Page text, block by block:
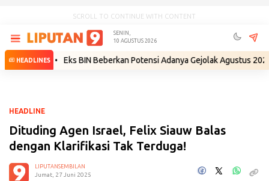
SCROLL TO CONTINUE WITH CONTENT
SENIN,
10 AGUSTUS 2026
HEADLINES
• Eks BIN Beberkan Potensi Adanya Gejolak Agustus 2026: Masuk
HEADLINE
Dituding Agen Israel, Felix Siauw Balas
dengan Klarifikasi Tak Terduga!
LIPUTANSEMBILAN
Jumat, 27 Juni 2025